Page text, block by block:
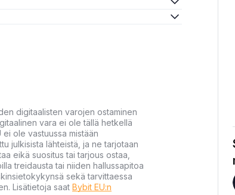
digitaalisten varojen ostaminen
vara ei ole tällä hetkellä
ei ole vastuussa mistään
julkisista lähteistä, ja ne tarjotaan
eikä suositus tai tarjous ostaa,
treidausta tai niiden hallussapitoa
sekä tarvittaessa
Lisätietoja saat Bybit EU:n